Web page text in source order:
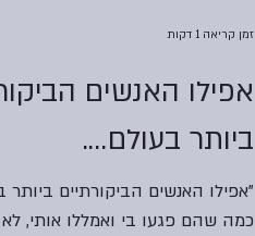
אפילו האנשים
ביותר בעולם....
"אפילו האנשים הביקורתיים ביותר
כמה שהם פגעו בי ואמללו אותי,
זמן קריאה 1 דקות